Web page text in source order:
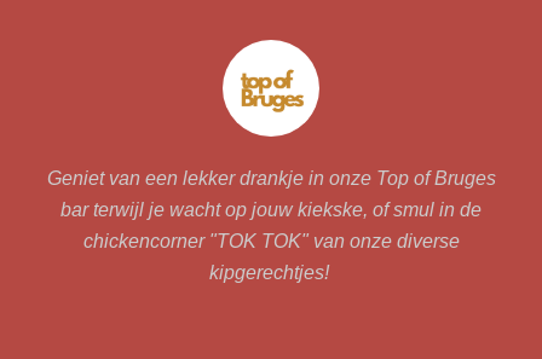
Geniet van een lekker drankje in onze Top of Bruges
bar terwijl je wacht op jouw kiekske, of smul in de
chickencorner "TOK TOK" van onze diverse
kipgerechtjes!